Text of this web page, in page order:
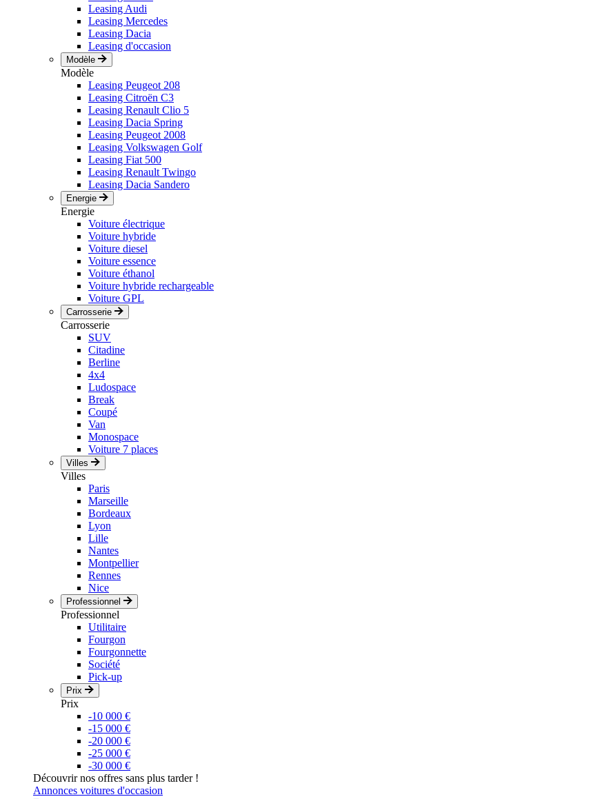
Leasing Audi
Leasing Mercedes
Leasing Dacia
Leasing d'occasion
Modèle
Modèle
Leasing Peugeot 208
Leasing Citroën C3
Leasing Renault Clio 5
Leasing Dacia Spring
Leasing Peugeot 2008
Leasing Volkswagen Golf
Leasing Fiat 500
Leasing Renault Twingo
Leasing Dacia Sandero
Energie
Energie
Voiture électrique
Voiture hybride
Voiture diesel
Voiture essence
Voiture éthanol
Voiture hybride rechargeable
Voiture GPL
Carrosserie
Carrosserie
SUV
Citadine
Berline
4x4
Ludospace
Break
Coupé
Van
Monospace
Voiture 7 places
Villes
Villes
Paris
Marseille
Bordeaux
Lyon
Lille
Nantes
Montpellier
Rennes
Nice
Professionnel
Professionnel
Utilitaire
Fourgon
Fourgonnette
Société
Pick-up
Prix
Prix
-10 000 €
-15 000 €
-20 000 €
-25 000 €
-30 000 €
Découvrir nos offres sans plus tarder !
Annonces voitures d'occasion